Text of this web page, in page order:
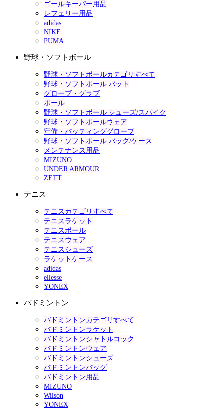
ゴールキーパー用品
レフェリー用品
adidas
NIKE
PUMA
野球・ソフトボール
野球・ソフトボールカテゴリすべて
野球・ソフトボール バット
グローブ・グラブ
ボール
野球・ソフトボール シューズ/スパイク
野球・ソフトボールウェア
守備・バッティンググローブ
野球・ソフトボール バッグ/ケース
メンテナンス用品
MIZUNO
UNDER ARMOUR
ZETT
テニス
テニスカテゴリすべて
テニスラケット
テニスボール
テニスウェア
テニスシューズ
ラケットケース
adidas
ellesse
YONEX
バドミントン
バドミントンカテゴリすべて
バドミントンラケット
バドミントンシャトルコック
バドミントンウェア
バドミントンシューズ
バドミントンバッグ
バドミントン用品
MIZUNO
Wilson
YONEX